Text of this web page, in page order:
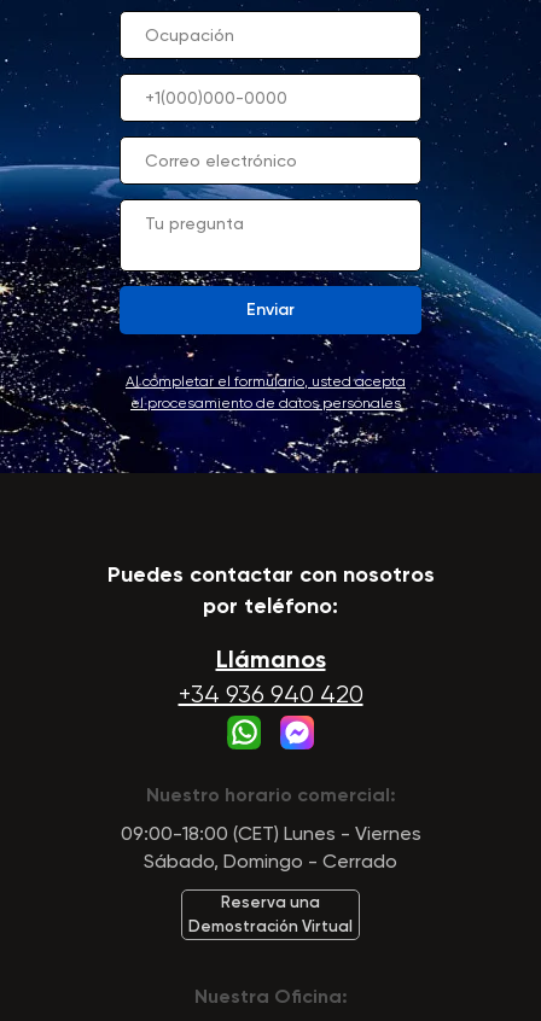
Enviar
Al completar el formulario, usted acepta
el procesamiento de datos personales
Llámanos
+34 936 940 420
Puedes contactar con nosotros
por teléfono:
Nuestro horario comercial:
09:00-18:00 (CET) Lunes - Viernes
Sábado, Domingo - Cerrado
Nuestra Oficina:
Reserva una
Demostración Virtual